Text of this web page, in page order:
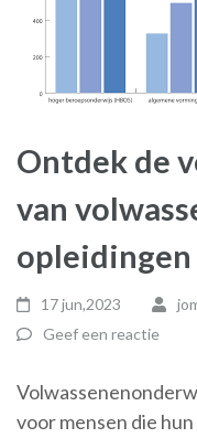
Ontdek de
van
opleidingen
17 jun,2023
Geef een reactie
voor mensen die